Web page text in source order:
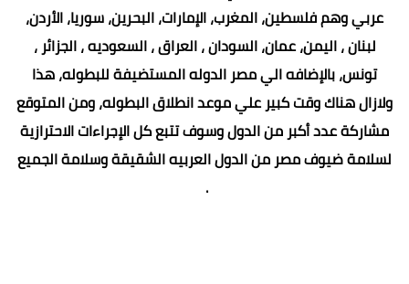
عربي وهم فلسطين، المغرب، الإمارات، البحرين، سوريا، الأردن،
لبنان ، اليمن، عمان، السودان ، العراق ، السعوديه ، الجزائر ،
تونس، بالإضافه الي مصر الدوله المستضيفة للبطوله، هذا
ولازال هناك وقت كبير علي موعد انطلاق البطوله، ومن المتوقع
مشاركة عدد أكبر من الدول وسوف تتبع كل الإجراءات الاحترازية
لسلامة ضيوف مصر من الدول العربيه الشقيقة وسلامة الجميع
.